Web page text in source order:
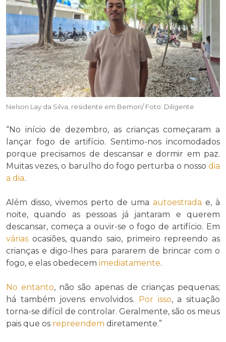
Nelson Lay da Silva, residente em Bemori/ Foto: Diligente
“No início de dezembro, as crianças começaram a
lançar fogo de artifício. Sentimo-nos incomodados
porque precisamos de descansar e dormir em paz.
Muitas vezes, o barulho do fogo perturba o nosso dia
a dia.
Além disso, vivemos perto de umaautoestrada e, à
noite, quando as pessoas já jantaram e querem
descansar, começa a ouvir-se o fogo de artifício. Em
várias ocasiões, quando saio, primeiro repreendo as
crianças e digo-lhes para pararem de brincar com o
fogo, e elas obedecem imediatamente.
No entanto, não são apenas de crianças pequenas;
há também jovens envolvidos. Por isso, a situação
torna-se difícil de controlar. Geralmente, são os meus
pais que os repreendem diretamente.”